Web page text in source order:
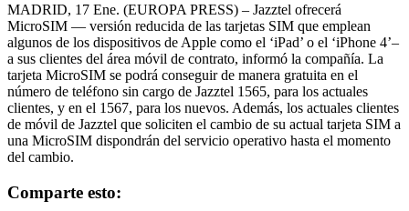
MADRID, 17 Ene. (EUROPA PRESS) – Jazztel ofrecerá
MicroSIM — versión reducida de las tarjetas SIM que emplean
algunos de los dispositivos de Apple como el ‘iPad’ o el ‘iPhone 4’–
a sus clientes del área móvil de contrato, informó la compañía. La
tarjeta MicroSIM se podrá conseguir de manera gratuita en el
número de teléfono sin cargo de Jazztel 1565, para los actuales
clientes, y en el 1567, para los nuevos. Además, los actuales clientes
de móvil de Jazztel que soliciten el cambio de su actual tarjeta SIM a
una MicroSIM dispondrán del servicio operativo hasta el momento
del cambio.
Comparte esto: